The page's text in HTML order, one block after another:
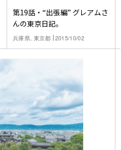
第19話・“出張編” グレアムさ
んの東京日記。
兵庫県, 東京都 2015/10/02